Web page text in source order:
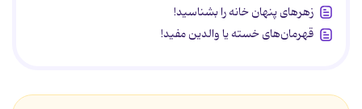
زهرهای پنهان خانه را بشناسید!
قهرمان‌های خسته یا والدین مفید!